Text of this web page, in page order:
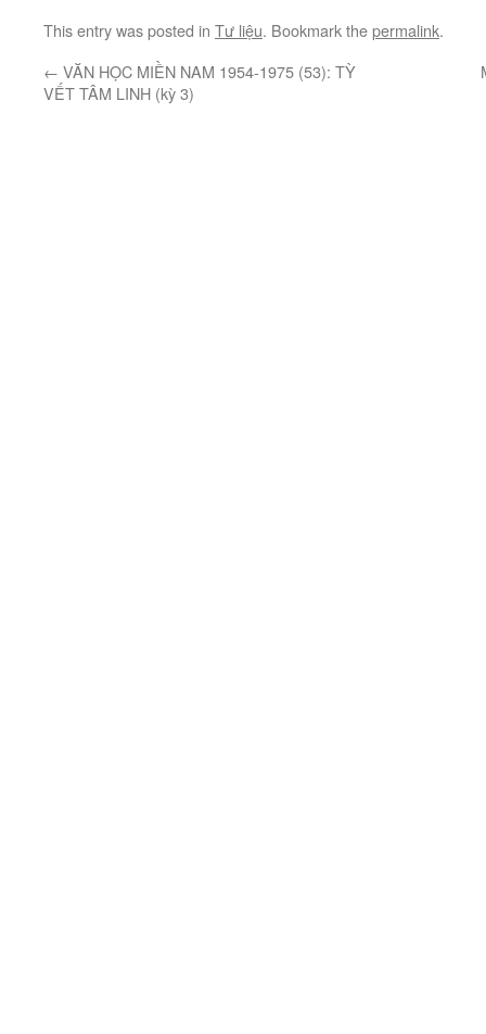
This entry was posted in Tư liệu. Bookmark thepermalink.
← VĂN HỌC MIỀN NAM 1954-1975 (53): TỲ
VẾT TÂM LINH (kỳ 3)